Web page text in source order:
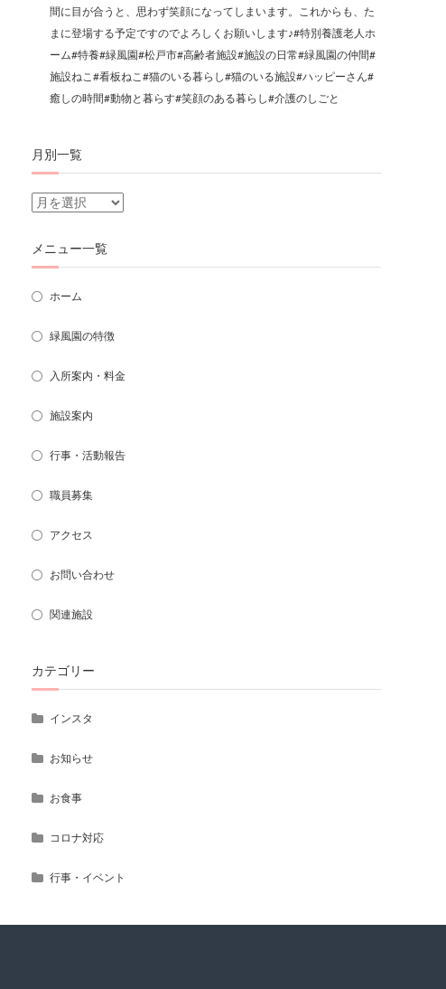
間に目が合うと、思わず笑顔になってしまいます。これからも、た
まに登場する予定ですのでよろしくお願いします♪#特別養護老人ホ
ーム#特養#緑風園#松戸市#高齢者施設#施設の日常#緑風園の仲間#
施設ねこ#看板ねこ#猫のいる暮らし#猫のいる施設#ハッピーさん#
癒しの時間#動物と暮らす#笑顔のある暮らし#介護のしごと
月別一覧
月
覧
メニュー一覧
ホーム
緑風園の特徴
入所案内・料金
施設案内
行事・活動報告
職員募集
アクセス
お問い合わせ
関連施設
カテゴリー
インスタ
お知らせ
お食事
コロナ対応
行事・イベント